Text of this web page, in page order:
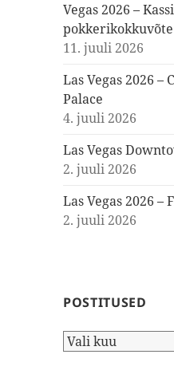
Vegas 2026 – Kassi
pokkerikokkuvõte
11. juuli 2026
Las Vegas 2026 –
Palace
4. juuli 2026
Las Vegas
2. juuli 2026
Las Vegas 2026 –
2. juuli 2026
POSTITUSED
Postitused